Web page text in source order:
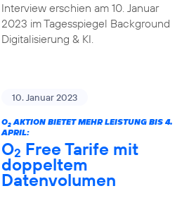
Interview erschien am 10. Januar
2023 im Tagesspiegel Background
Digitalisierung & KI.
10. Januar 2023
O2AKTION BIETET MEHR LEISTUNG BIS 4.
APRIL:
O2 Free Tarife mit
doppeltem
Datenvolumen